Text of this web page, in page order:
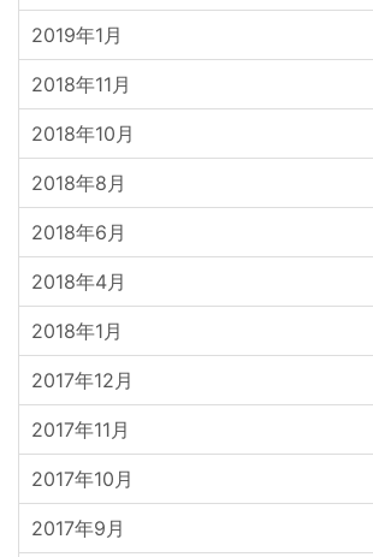
2019年1月
2018年11月
2018年10月
2018年8月
2018年6月
2018年4月
2018年1月
2017年12月
2017年11月
2017年10月
2017年9月